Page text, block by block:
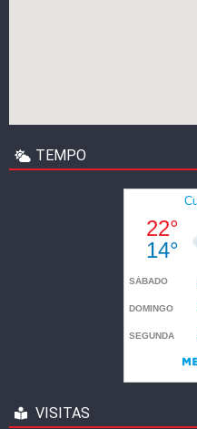
TEMPO
VISITAS